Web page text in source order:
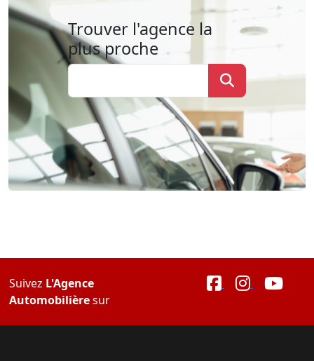
Trouver l'agence la
plus proche
Suivez L'Agence
Automobilièresur